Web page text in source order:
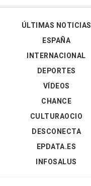
ÚLTIMAS NOTICIAS
ESPAÑA
INTERNACIONAL
DEPORTES
VÍDEOS
CHANCE
CULTURAOCIO
DESCONECTA
EPDATA.ES
INFOSALUS